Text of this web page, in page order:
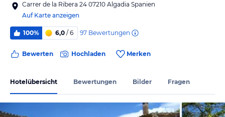
Carrer de la Ribera 24 07210 Algadia Spanien
Auf Karte anzeigen
100% 6,0 / 6 97 Bewertungen
Bewerten Hochladen Merken
Hotelübersicht Bewertungen Bilder Fragen